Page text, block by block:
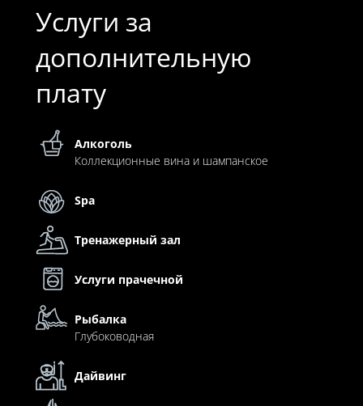
Услуги за
дополнительную
плату
Алкоголь
Коллекционные вина и шампанское
Spa
Тренажерный зал
Услуги прачечной
Рыбалка
Глубоководная
Дайвинг